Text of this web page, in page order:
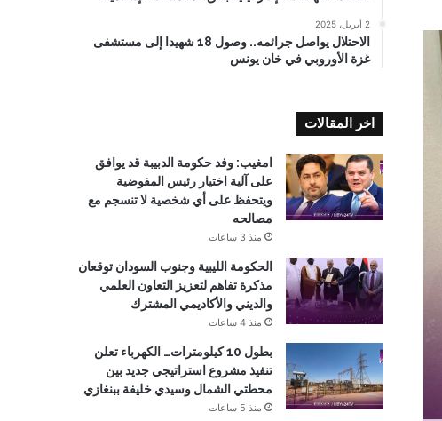
2 أبريل، 2025
الاحتلال يواصل جرائمه.. وصول 18 شهيدا إلى مستشفى
غزة الأوروبي في خان يونس
اخر المقالات
امغيب: وفد حكومة الدبيبة قد يوافق
على آلية اختيار رئيس المفوضية
ويتحفظ على أي شخصية لا تنسجم مع
مصالحه
منذ 3 ساعات
الحكومة الليبية وجنوب السودان توقعان
مذكرة تفاهم لتعزيز التعاون العلمي
والديني والأكاديمي المشترك
منذ 4 ساعات
بطول 10 كيلومترات… الكهرباء تعلن
تنفيذ مشروع استراتيجي جديد بين
محطتي الشمال وسيدي خليفة ببنغازي
منذ 5 ساعات